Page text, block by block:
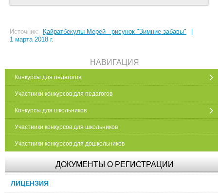
Источник: Қайратбекұлы Мерей - рисунок "Зимние забавы"
1 марта 2018 г.
НАВИГАЦИЯ
Конкурсы для педагогов
Участники конкурсов для педагогов
Конкурсы для школьников
Участники конкурсов для школьников
Участники конкурсов для дошкольников
ДОКУМЕНТЫ О РЕГИСТРАЦИИ
ЛИЦЕНЗИЯ